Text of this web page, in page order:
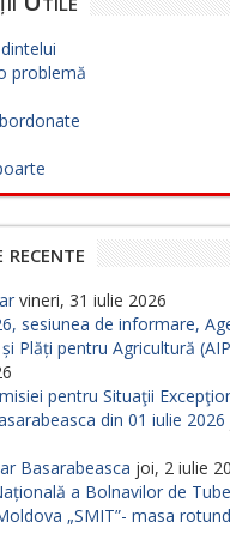
problemă
vineri, 31 iulie 2026
sesiunea de informare,
Plăți pentru Agricultură
pentru Situaţii
din 01 iulie 2026
Basarabeasca joi, 2 iulie
a Bolnavilor de
„SMIT”- masa